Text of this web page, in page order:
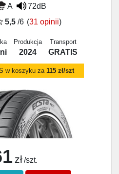
A
72dB
5,5/6 (31 opinii)
Produkcja
2024
Transport
GRATIS
w koszyku za 115 zł/szt
zł /szt.